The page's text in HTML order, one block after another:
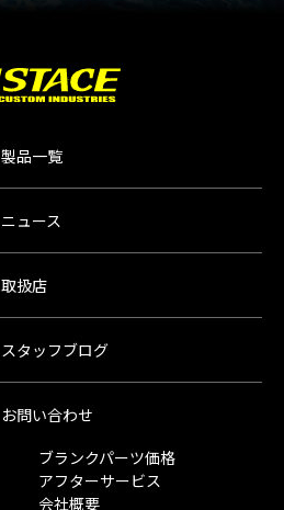
製品一覧
ニュース
取扱店
スタッフブログ
お問い合わせ
ブランクパーツ価格
アフターサービス
会社概要